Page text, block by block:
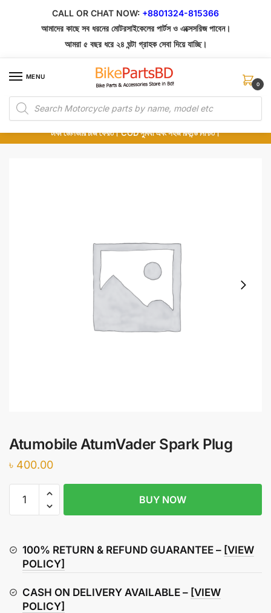
CALL OR CHAT NOW: +8801324-815366
আমাদের কাছে সব ধরনের মোটরসাইকেলের পার্টস ও এক্সেসরিজ পাবেন।
আমরা ৫ বছর ধরে ২৪ ঘন্টা গ্রাহক সেবা দিয়ে যাচ্ছি।
MENU
Products
search
0
১০০% অরিজিনাল পার্টস – শোরুম থেকে সরাসরি সংগ্রহ এবং শুধুমাত্র কুরিয়ার সার্ভিসে ডেলিভারি।
অর্ডার করার পর পার্টের ছবি দেখুন। পছন্দ হলে Cash on Delivery দিন, না হলে ৫ মিনিটে ১৯৯
টাকা ডেলিভারি চার্জ ফেরত। COD সুবিধা এবং সহজ রিফান্ড নিশ্চিত।
Atumobile AtumVader Spark Plug
৳ 400.00
Atumobile
AtumVader
quantity
BUY NOW
100% RETURN & REFUND GUARANTEE – [VIEW
POLICY]
CASH ON DELIVERY AVAILABLE – [VIEW
POLICY]